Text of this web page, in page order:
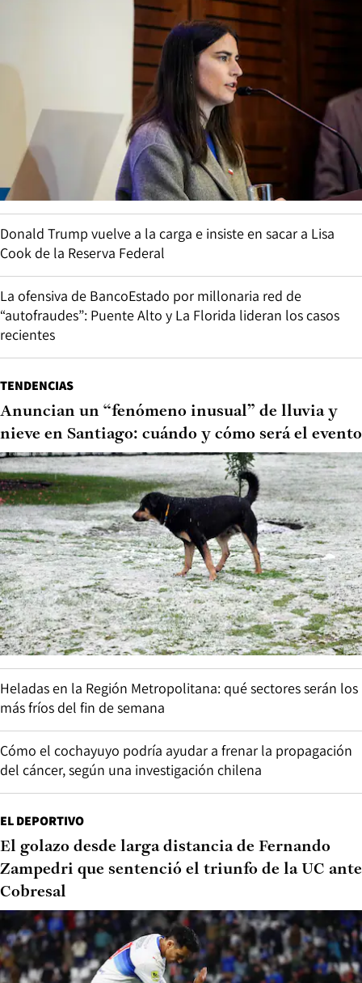
Donald Trump vuelve a la carga e insiste en sacar a Lisa
Cook de la Reserva Federal
La ofensiva de BancoEstado por millonaria red de
“autofraudes”: Puente Alto y La Florida lideran los casos
recientes
TENDENCIAS
Anuncian un “fenómeno inusual” de lluvia y
nieve en Santiago: cuándo y cómo será el evento
Heladas en la Región Metropolitana: qué sectores serán los
más fríos del fin de semana
Cómo el cochayuyo podría ayudar a frenar la propagación
del cáncer, según una investigación chilena
EL DEPORTIVO
El golazo desde larga distancia de Fernando
Zampedri que sentenció el triunfo de la UC ante
Cobresal